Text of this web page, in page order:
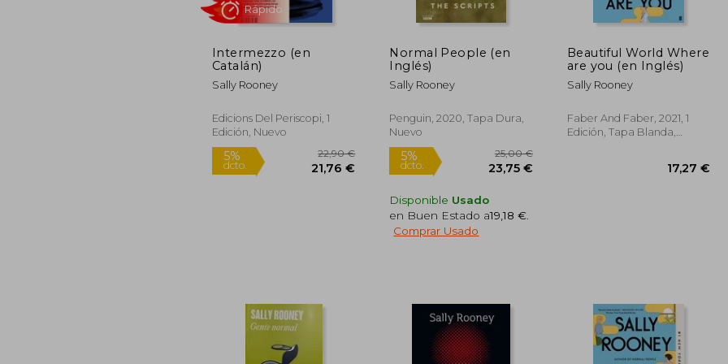
5%
dcto.
12,49 €
11,87 € 99,00 €
5%
dcto.
Intermezzo (en
Catalán)
Sally Rooney
Edicions Del Periscopi, 1
Edición, Nuevo
Normal People (en
Inglés)
Sally Rooney
Penguin, 2020, Tapa Dura,
Nuevo
Disponible Usado
en Buen Estado a19,18 €
Comprar Usado
Beautiful World Where
are you (en Inglés)
Sally Rooney
Faber And Faber, 2021, 1
Edición, Tapa Blanda,